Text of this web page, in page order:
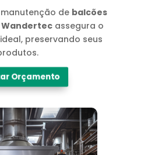
de balcões
Wandertec assegura o
preservando seus
Orçamento